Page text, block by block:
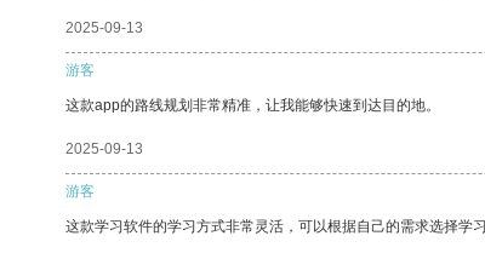
2025-09-13
游客
这款app的路线规划非常精准，让我能够快速到达目的地。
2025-09-13
游客
这款学习软件的学习方式非常灵活，可以根据自己的需求选择学